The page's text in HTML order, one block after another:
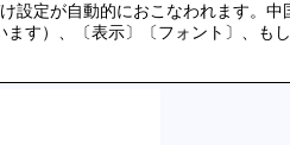
定が自動的におこなわれます。
す）、〔表示〕〔フォント〕、も